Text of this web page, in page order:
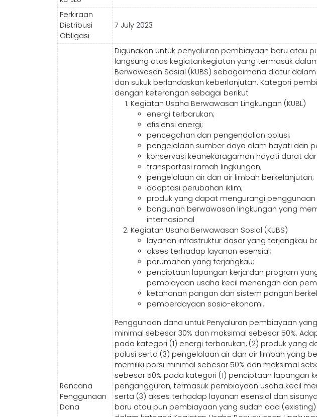
Perkiraan
Distribusi
Obligasi
7 July 2023
Rencana
Penggunaan
Dana
Digunakan untuk penyaluran pembiayaan baru atau
langsung atas kegiatankegiatan yang termasuk
Berwawasan Sosial (KUBS) sebagaimana diatur
dan sukuk berlandaskan keberlanjutan. Kategori
dengan keterangan sebagai berikut
Kegiatan Usaha Berwawasan Lingkungan (KUBL)
energi terbarukan;
efisiensi energi;
pencegahan dan pengendalian polusi;
pengelolaan sumber daya alam hayati dan
konservasi keanekaragaman hayati darat
transportasi ramah lingkungan;
pengelolaan air dan air limbah berkelanjutan;
adaptasi perubahan iklim;
produk yang dapat mengurangi
bangunan berwawasan lingkungan yang
internasional
Kegiatan Usaha Berwawasan Sosial (KUBS)
layanan infrastruktur dasar yang terjangkau
akses terhadap layanan esensial;
perumahan yang terjangkau;
penciptaan lapangan kerja dan program
pembiayaan usaha kecil menengah dan
ketahanan pangan dan sistem pangan
pemberdayaan sosio-ekonomi.
Penggunaan dana untuk Penyaluran pembiayaan
minimal sebesar 30% dan maksimal sebesar 50%.
pada kategori (1) energi terbarukan, (2) produk yang
polusi serta (3) pengelolaan air dan air limbah yang
memiliki porsi minimal sebesar 50% dan maksimal
sebesar 50% pada kategori (1) penciptaan
pengangguran, termasuk pembiayaan usaha kecil
serta (3) akses terhadap layanan esensial dan
baru atau pun pembiayaan yang sudah ada